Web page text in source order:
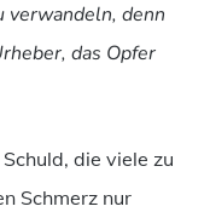
verwandeln, denn
das Opfer
die viele zu
Schmerz nur